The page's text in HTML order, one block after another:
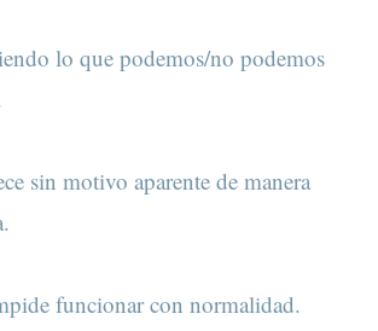
lo que podemos/no podemos
sin motivo aparente de manera
funcionar con normalidad.